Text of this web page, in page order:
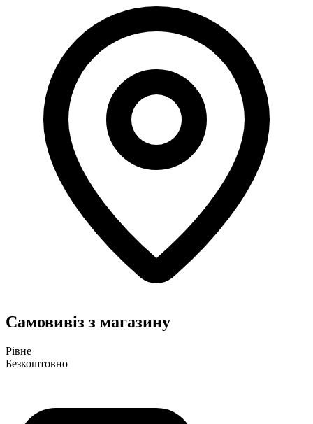
Самовивіз з магазину
Рівне
Безкоштовно